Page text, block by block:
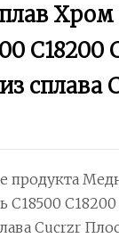
C18200
сплава
продукта
C18200
Cucrzr